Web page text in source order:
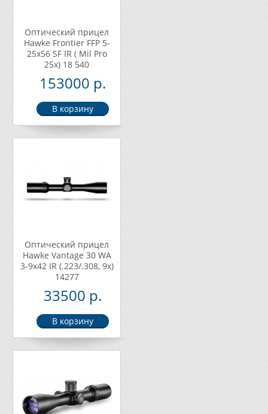
Оптический прицел
Наwkе Frontier FFP 5-
25x56 SF IR ( Mil Pro
25x) 18 540
153000 р.
Оптический прицел
Hawke Vantage 30 WA
3-9х42 IR (.223/.308, 9x)
14277
33500 р.